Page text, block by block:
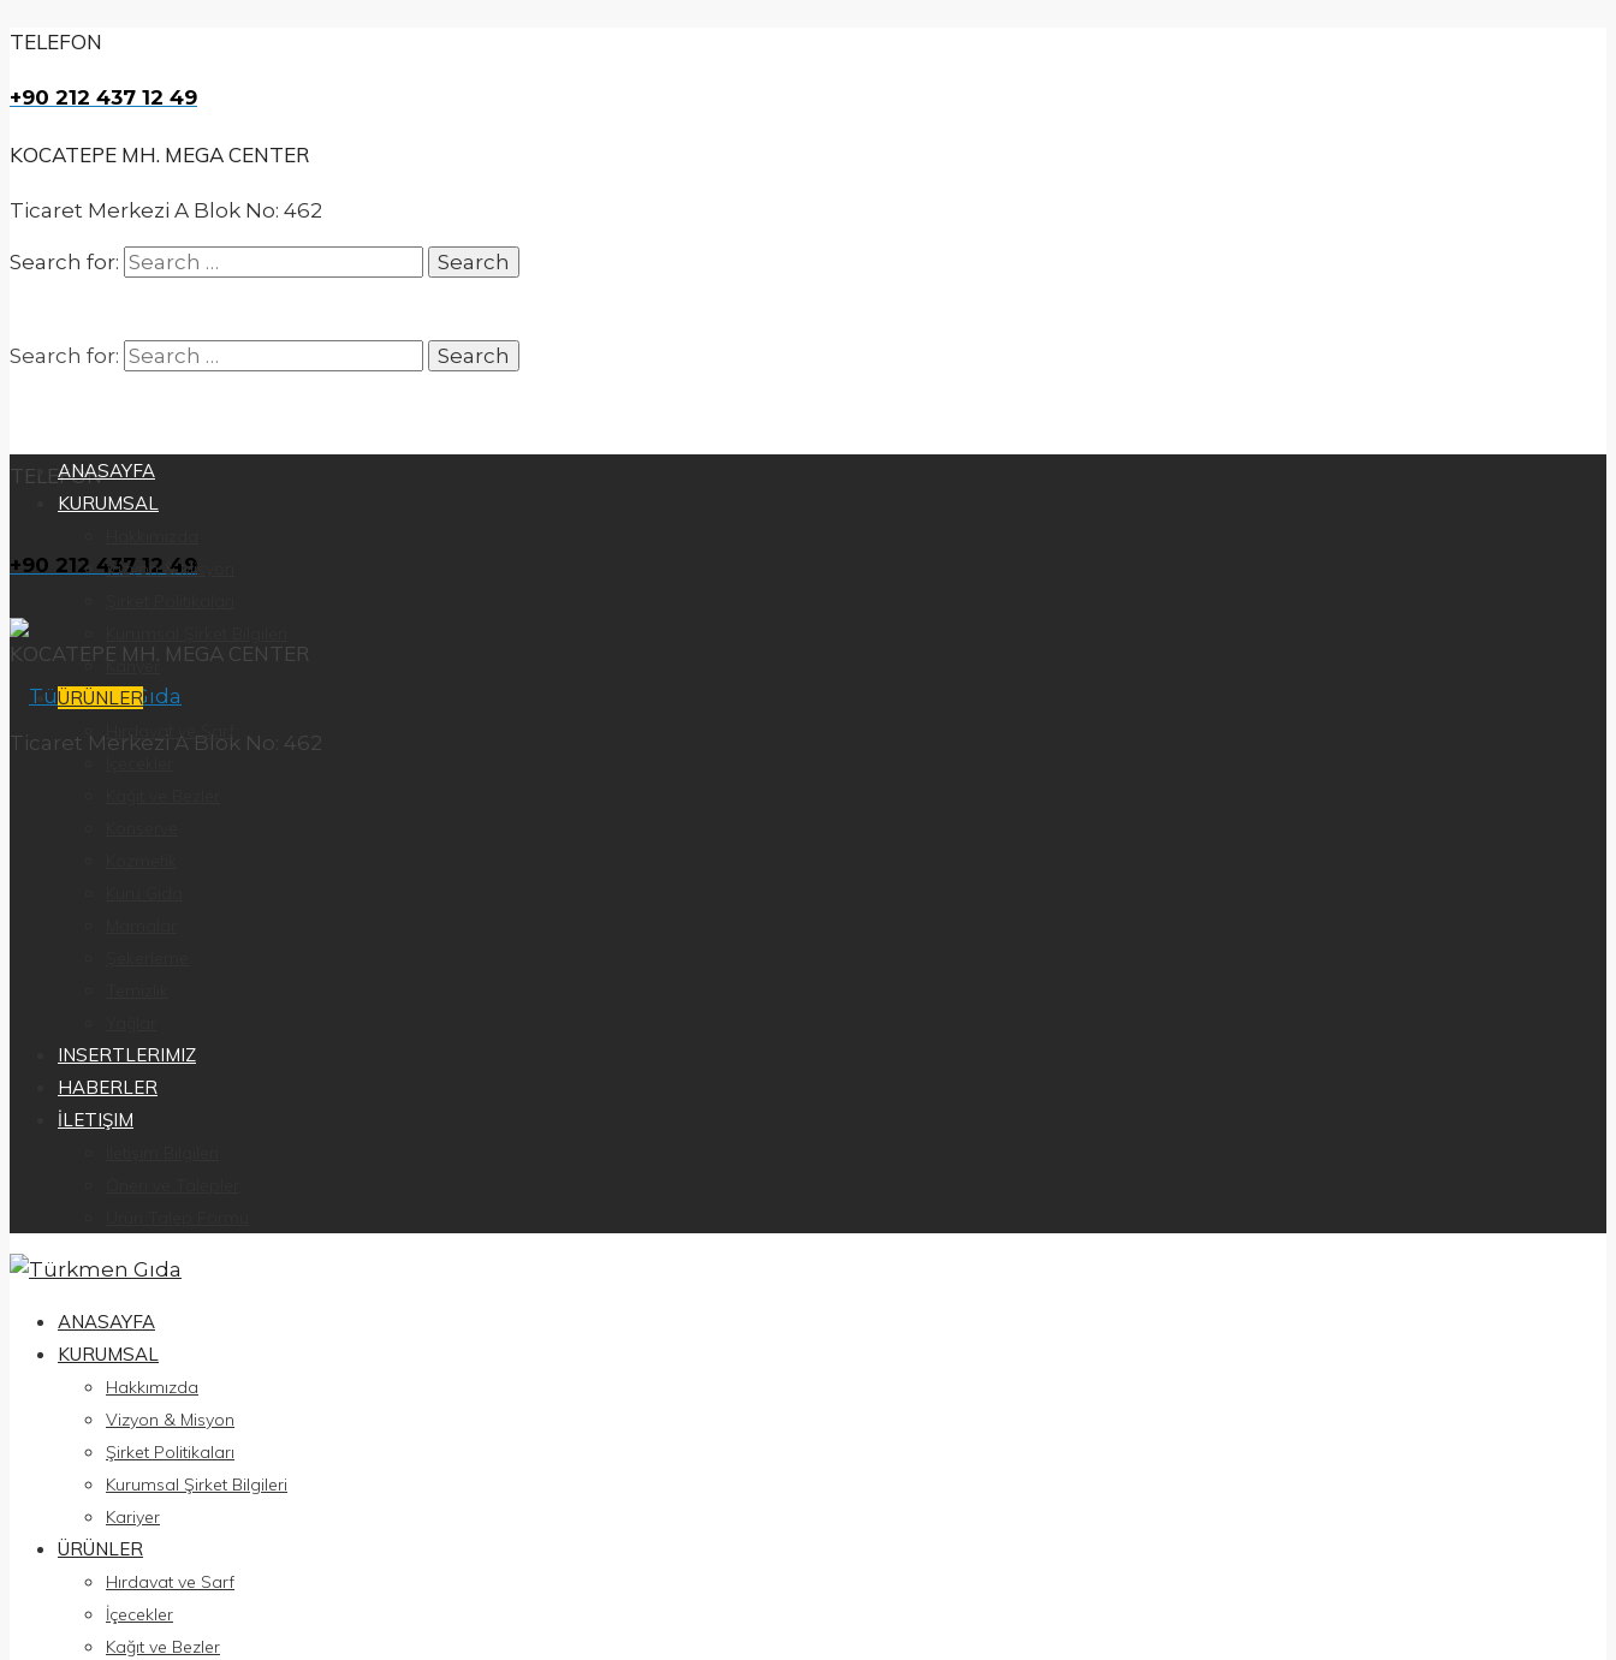
TELEFON
+90 212 437 12 49
KOCATEPE MH. MEGA CENTER
Ticaret Merkezi A Blok No: 462
Search for:
Search for:
TELEFON
+90 212 437 12 49
KOCATEPE MH. MEGA CENTER
Ticaret Merkezi A Blok No: 462
ANASAYFA
KURUMSAL
Vizyon & Misyon
Kariyer
ÜRÜNLER
Hırdavat ve Sarf
INSERTLERIMIZ
HABERLER
İLETIŞIM
ANASAYFA
KURUMSAL
Hakkımızda
Vizyon & Misyon
Şirket Politikaları
Kurumsal Şirket Bilgileri
Kariyer
ÜRÜNLER
Hırdavat ve Sarf
İçecekler
Kağıt ve Bezler